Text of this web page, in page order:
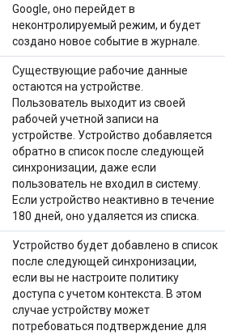
Google, оно перейдет в
неконтролируемый режим, и будет
создано новое событие в журнале.
Существующие рабочие данные
остаются на устройстве.
Пользователь выходит из своей
рабочей учетной записи на
устройстве. Устройство добавляется
обратно в список после следующей
синхронизации, даже если
пользователь не входил в систему.
Если устройство неактивно в течение
180 дней, оно удаляется из списка.
Устройство будет добавлено в список
после следующей синхронизации,
если вы не настроите политику
доступа с учетом контекста. В этом
случае устройству может
потребоваться подтверждение для